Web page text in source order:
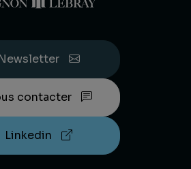
contacter
Linkedin